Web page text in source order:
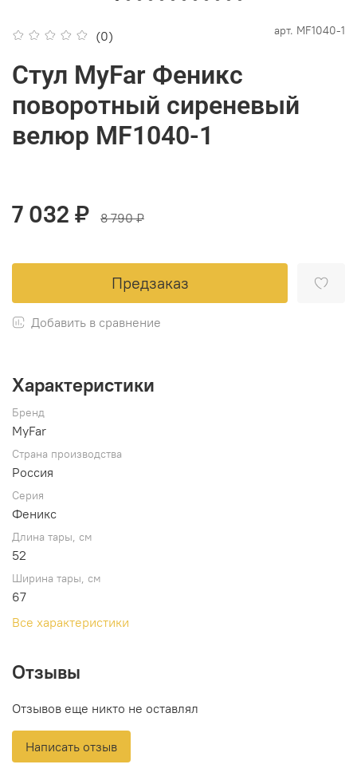
(0) арт. MF1040-1
Стул MyFar Феникс
поворотный сиреневый
велюр MF1040-1
7 032 ₽ 8 790 ₽
Предзаказ
Добавить в сравнение
Характеристики
Бренд
MyFar
Страна производства
Россия
Серия
Феникс
Длина тары, см
52
Ширина тары, см
67
Все характеристики
Отзывы
Отзывов еще никто не оставлял
Написать отзыв